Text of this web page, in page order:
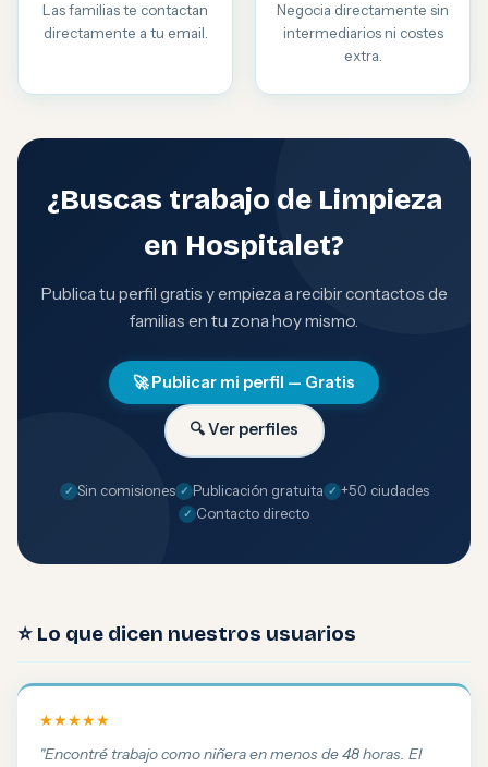
Las familias te contactan
directamente a tu email.
Negocia directamente sin
intermediarios ni costes
extra.
¿Buscas trabajo de Limpieza
en Hospitalet?
Publica tu perfil gratis y empieza a recibir contactos de
familias en tu zona hoy mismo.
🚀 Publicar mi perfil — Gratis
🔍 Ver perfiles
Sin comisiones Publicación gratuita
+50 ciudades
Contacto directo
⭐ Lo que dicen nuestros usuarios
★★★★★
"Encontré trabajo como niñera en menos de 48 horas. El